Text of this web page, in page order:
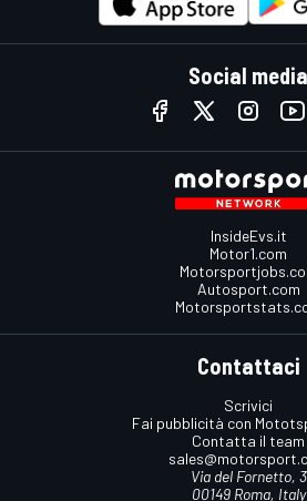
Social media
InsideEvs.it
Motor1.com
Autosport.com
Contattaci
Scrivici
Fai pubblicità con
Contatta il team
Via del Fornetto, 3
00149 Roma, Italy